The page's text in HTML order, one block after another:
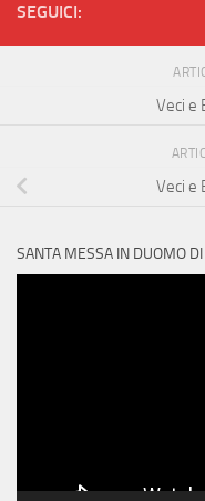
SEGUICI:
Veci e
Veci e
SANTA MESSA IN DUOMO